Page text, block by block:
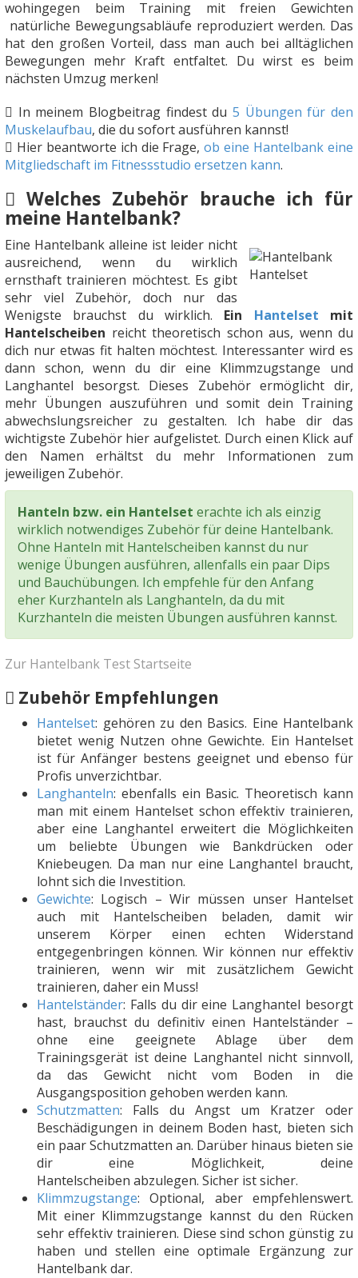
wohingegen beim Training mit freien Gewichten
natürliche Bewegungsabläufe reproduziert werden. Das
hat den großen Vorteil, dass man auch bei alltäglichen
Bewegungen mehr Kraft entfaltet. Du wirst es beim
nächsten Umzug merken!
In meinem Blogbeitrag findest du 5 Übungen für den
Muskelaufbau, die du sofort ausführen kannst!
Hier beantworte ich die Frage,ob eine Hantelbank eine
Mitgliedschaft im Fitnessstudio ersetzen kann.
Welches Zubehör brauche ich für
meine Hantelbank?
Eine Hantelbank alleine ist leider nicht
ausreichend, wenn du wirklich
ernsthaft trainieren möchtest. Es gibt
sehr viel Zubehör, doch nur das
Wenigste brauchst du wirklich. Ein Hantelset mit
Hantelscheiben reicht theoretisch schon aus, wenn du
dich nur etwas fit halten möchtest. Interessanter wird es
dann schon, wenn du dir eine Klimmzugstange und
Langhantel besorgst. Dieses Zubehör ermöglicht dir,
mehr Übungen auszuführen und somit dein Training
abwechslungsreicher zu gestalten. Ich habe dir das
wichtigste Zubehör hier aufgelistet. Durch einen Klick auf
den Namen erhältst du mehr Informationen zum
jeweiligen Zubehör.
Hanteln bzw. ein Hantelset erachte ich als einzig
wirklich notwendiges Zubehör für deine Hantelbank.
Ohne Hanteln mit Hantelscheiben kannst du nur
wenige Übungen ausführen, allenfalls ein paar Dips
und Bauchübungen. Ich empfehle für den Anfang
eher Kurzhanteln als Langhanteln, da du mit
Kurzhanteln die meisten Übungen ausführen kannst.
Zur Hantelbank Test Startseite
Zubehör Empfehlungen
Hantelset: gehören zu den Basics. Eine Hantelbank
bietet wenig Nutzen ohne Gewichte. Ein Hantelset
ist für Anfänger bestens geeignet und ebenso für
Profis unverzichtbar.
Langhanteln: ebenfalls ein Basic. Theoretisch kann
man mit einem Hantelset schon effektiv trainieren,
aber eine Langhantel erweitert die Möglichkeiten
um beliebte Übungen wie Bankdrücken oder
Kniebeugen. Da man nur eine Langhantel braucht,
lohnt sich die Investition.
Gewichte: Logisch – Wir müssen unser Hantelset
auch mit Hantelscheiben beladen, damit wir
unserem Körper einen echten Widerstand
entgegenbringen können. Wir können nur effektiv
trainieren, wenn wir mit zusätzlichem Gewicht
trainieren, daher ein Muss!
Hantelständer: Falls du dir eine Langhantel besorgt
hast, brauchst du definitiv einen Hantelständer –
ohne eine geeignete Ablage über dem
Trainingsgerät ist deine Langhantel nicht sinnvoll,
da das Gewicht nicht vom Boden in die
Ausgangsposition gehoben werden kann.
Schutzmatten: Falls du Angst um Kratzer oder
Beschädigungen in deinem Boden hast, bieten sich
ein paar Schutzmatten an. Darüber hinaus bieten sie
dir eine Möglichkeit, deine
Hantelscheiben abzulegen. Sicher ist sicher.
Klimmzugstange: Optional, aber empfehlenswert.
Mit einer Klimmzugstange kannst du den Rücken
sehr effektiv trainieren. Diese sind schon günstig zu
haben und stellen eine optimale Ergänzung zur
Hantelbank dar.